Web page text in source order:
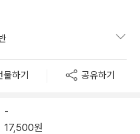
물하기 공유하기
-
17,500원